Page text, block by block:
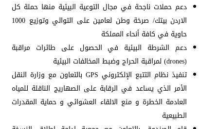
دعم حملات ناجحة في مجال التوعية البيئية منها حملة كل
الاردن بيتك/ صرخة وطن لعامين على التوالي وتوزيع 1000
حاوية في كافة أنحاء المملكة
دعم الشرطة البيئية في الحصول على طائرات مراقبة
(drones) لمراقبة الحراج وضبط المخالفات البيئية
تنفيذ نظام التتبع الإلكتروني GPS بالتعاون مع وزارة النقل
الأمر الذي يساعد في الرقابة على الصهاريج الناقلة للمياه
العادمة الخطرة و منع الالقاء العشوائي و حماية المقدرات
الطبيعية